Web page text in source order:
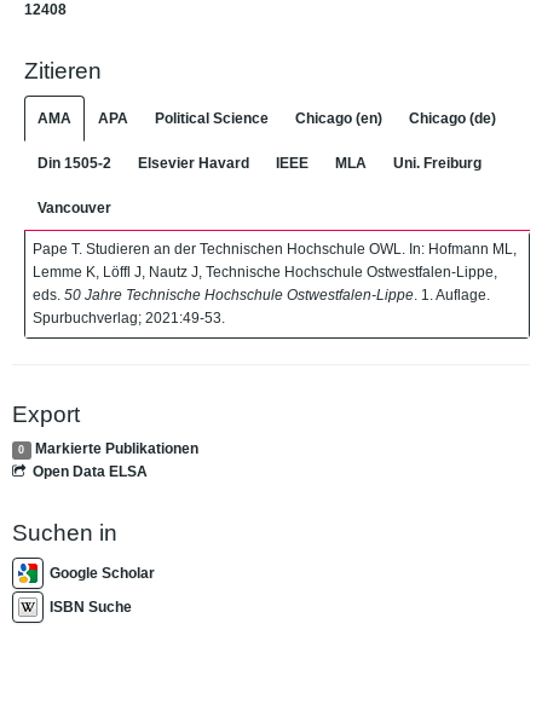
12408
Zitieren
AMA APA Political Science Chicago (en) Chicago (de)
Din 1505-2 Elsevier Havard IEEE MLA Uni. Freiburg
Vancouver
Pape T. Studieren an der Technischen Hochschule OWL. In: Hofmann ML,
Lemme K, Löffl J, Nautz J, Technische Hochschule Ostwestfalen-Lippe,
eds. 50 Jahre Technische Hochschule Ostwestfalen-Lippe . 1. Auflage.
Spurbuchverlag; 2021:49-53.
Export
0
Markierte Publikationen
Open Data ELSA
Suchen in
Google Scholar
ISBN Suche